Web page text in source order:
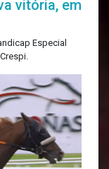
vitória, em
Especial